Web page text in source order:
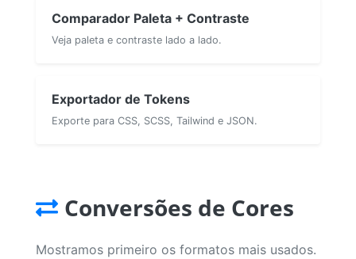
Comparador Paleta + Contraste
Veja paleta e contraste lado a lado.
Exportador de Tokens
Exporte para CSS, SCSS, Tailwind e JSON.
Conversões de Cores
Mostramos primeiro os formatos mais usados.